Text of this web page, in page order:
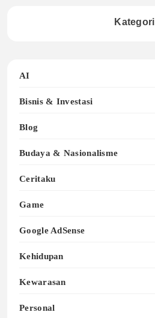
Kategori
AI
Bisnis & Investasi
Blog
Budaya & Nasionalisme
Ceritaku
Game
Google AdSense
Kehidupan
Kewarasan
Personal